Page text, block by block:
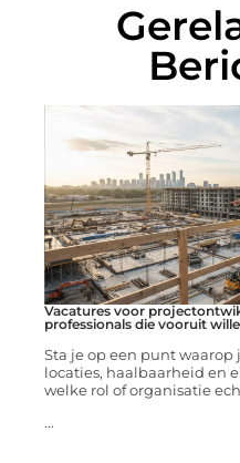
Vacatures voor
professionals die vooruit
Sta je op een punt
locaties, haalbaarheid en
welke rol of organisatie
...